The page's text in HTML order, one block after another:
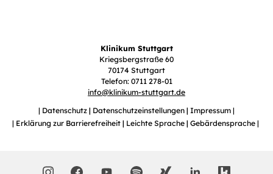
Klinikum Stuttgart
Kriegsbergstraße 60
70174 Stuttgart
Telefon: 0711 278-01
info@klinikum-stuttgart.de
Datenschutz
Datenschutzeinstellungen
Impressum
Erklärung zur Barrierefreiheit
Leichte Sprache Gebärdensprache